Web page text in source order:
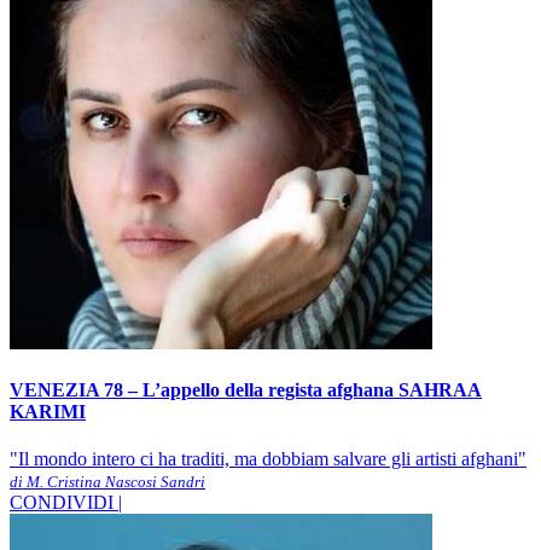
VENEZIA 78 – L’appello della regista afghana SAHRAA
KARIMI
"Il mondo intero ci ha traditi, ma dobbiam salvare gli artisti afghani"
di M. Cristina Nascosi Sandri
CONDIVIDI |